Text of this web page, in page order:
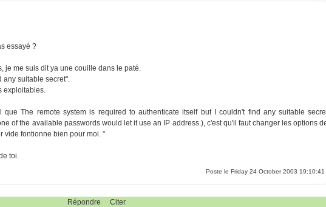
essayé ?
je me suis dit ya une couille dans le paté.
any suitable secret".
exploitables.
The remote system is required to authenticate itself but I couldn't find any suitable
of the available passwords would let it use an IP address.), c'est qu'il faut changer les options
vide fontionne bien pour moi. "
toi.
Poste le Friday 24 October 2003 19:10:41
Répondre Citer